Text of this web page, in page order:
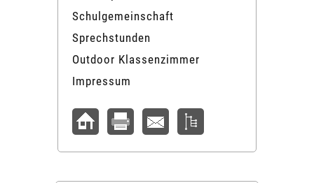
Schulgemeinschaft
Sprechstunden
Outdoor Klassenzimmer
Impressum